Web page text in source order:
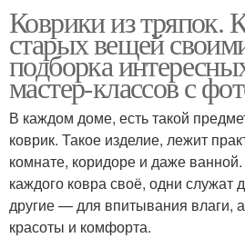
Коврики из тряпок.
старых вещей
подборка
мастер-классов с
В каждом доме, есть такой
коврик. Такое изделие, лежит
комнате, коридоре и даже
каждого ковра своё, одни служат
другие — для впитывания влаги,
красоты и комфорта.